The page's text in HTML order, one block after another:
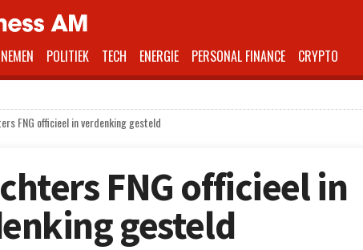
POLITIEK TECH ENERGIE PERSONAL FINANCE CRYPTO
FNG officieel in verdenking gesteld
FNG officieel in
gesteld